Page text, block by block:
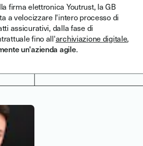
firma elettronica Youtrust, la GB
a velocizzare l'intero processo di
assicurativi, dalla fase di
fino all'archiviazione digitale,
un'azienda agile.